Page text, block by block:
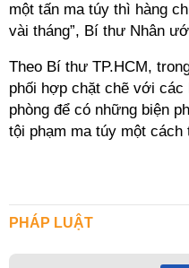
một tấn ma túy thì hàng
vài tháng”, Bí thư Nhân
Theo Bí thư TP.HCM,
phối hợp chặt chẽ với
phòng để có những biện
tội phạm ma túy một cách
PHÁP LUẬT